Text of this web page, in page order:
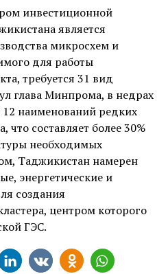
инвестиционной
является
микросхем и
для работы
требуется 31 вид
глава Минпрома, в недрах
наименований редких
что составляет более 30%
необходимых
Таджикистан намерен
энергетические и
создания
центром которого
ГЭС.